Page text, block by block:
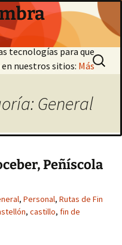
Buscar:
General
Peñíscola
, Personal, Rutas de Fin
, castillo, fin de
tecnologías para que
nuestros sitios: Más